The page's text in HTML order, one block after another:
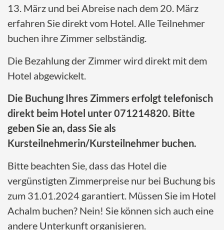
13. März und bei Abreise nach dem 20. März
erfahren Sie direkt vom Hotel. Alle Teilnehmer
buchen ihre Zimmer selbständig.
Die Bezahlung der Zimmer wird direkt mit dem
Hotel abgewickelt.
Die Buchung Ihres Zimmers erfolgt telefonisch
direkt beim Hotel unter 071214820. Bitte
geben Sie an, dass Sie als
Kursteilnehmerin/Kursteilnehmer buchen.
Bitte beachten Sie, dass das Hotel die
vergünstigten Zimmerpreise nur bei Buchung bis
zum 31.01.2024 garantiert. Müssen Sie im Hotel
Achalm buchen? Nein! Sie können sich auch eine
andere Unterkunft organisieren.